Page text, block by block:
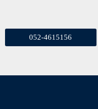
052-4615156